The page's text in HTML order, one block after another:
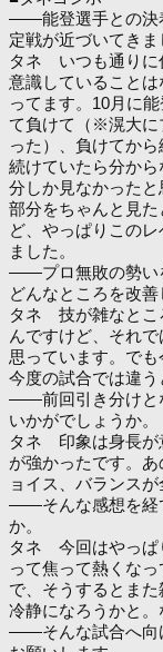
――能登選手との決
定戦が近づいてき
タネ いつも通りに
意識していること
ってます。10月に
て負けて（※滉大に
った）、負けてか
続けていたら分か
分しか見なかった
部分をちゃんと見
ど、やっぱりこの
ました。
――プロ無敗の勢い
どんなところを改善
タネ 技が雑なとこ
んですけど、それ
思っています。でも
今度の試合では違う
――前回引き分けと
いかがでしょうか。
タネ 印象は身長が
が強かったです。
ョイス、バランス
――そんな感想を経
か。
タネ 今回はやっぱ
って焦って熱くな
で、そうするとま
冷静になろうかと。
――そんな試合へ向